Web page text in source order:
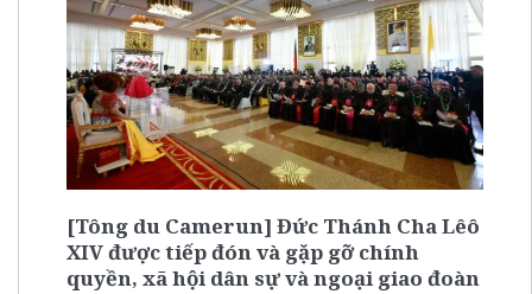
[Tông du Camerun] Đức Thánh Cha Lêô
XIV được tiếp đón và gặp gỡ chính
quyền, xã hội dân sự và ngoại giao đoàn